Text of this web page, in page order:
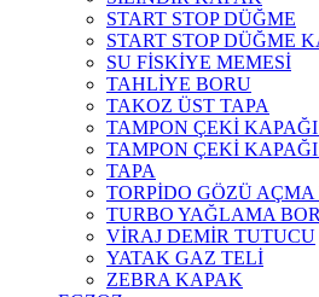
START STOP DÜĞME
START STOP DÜĞME
SU FİSKİYE MEMESİ
TAHLİYE BORU
TAKOZ ÜST TAPA
TAMPON ÇEKİ
TAMPON ÇEKİ
TAPA
TORPİDO GÖZÜ
TURBO YAĞLAMA
VİRAJ DEMİR TUTUCU
YATAK GAZ TELİ
ZEBRA KAPAK